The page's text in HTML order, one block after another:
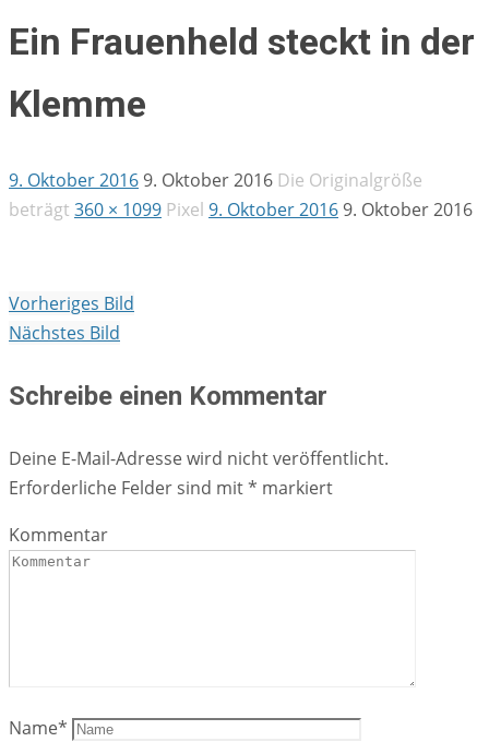
Ein Frauenheld steckt in der
Klemme
9. Oktober 2016 9. Oktober 2016 Die Originalgröße
beträgt 360 × 1099 Pixel 9. Oktober 2016 9. Oktober 2016
Vorheriges Bild
Nächstes Bild
Schreibe einen Kommentar
Deine E-Mail-Adresse wird nicht veröffentlicht.
Erforderliche Felder sind mit* markiert
Kommentar
Name*